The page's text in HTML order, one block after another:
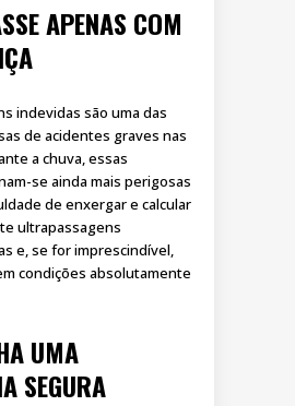
APENAS COM
indevidas são uma das
de acidentes graves nas
a chuva, essas
se ainda mais perigosas
de enxergar e calcular
ultrapassagens
e, se for imprescindível,
condições absolutamente
UMA
SEGURA